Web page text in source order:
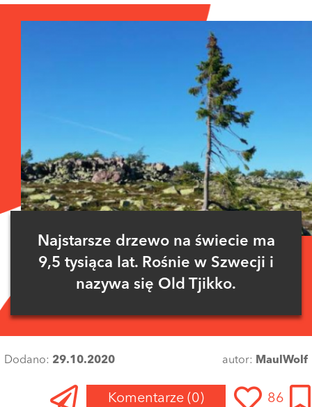
Najstarsze drzewo na świecie ma
9,5 tysiąca lat. Rośnie w Szwecji i
nazywa się Old Tjikko.
Dodano: 29.10.2020 autor: MaulWolf
Komentarze (0) 86